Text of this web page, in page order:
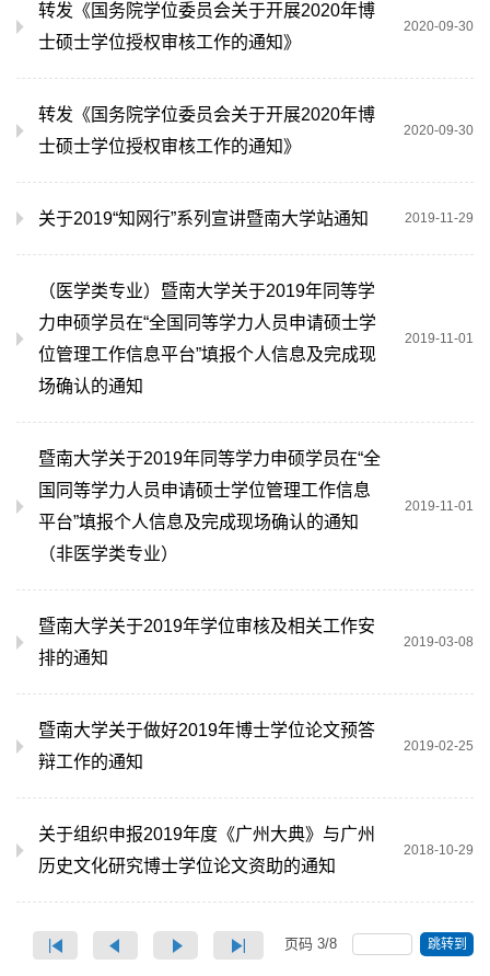
转发《国务院学位委员会关于开展2020年博
士硕士学位授权审核工作的通知》
2020-09-30
转发《国务院学位委员会关于开展2020年博
士硕士学位授权审核工作的通知》
2020-09-30
关于2019“知网行”系列宣讲暨南大学站通知 2019-11-29
（医学类专业）暨南大学关于2019年同等学
力申硕学员在“全国同等学力人员申请硕士学
位管理工作信息平台”填报个人信息及完成现
场确认的通知
2019-11-01
暨南大学关于2019年同等学力申硕学员在“全
国同等学力人员申请硕士学位管理工作信息
平台”填报个人信息及完成现场确认的通知
（非医学类专业）
2019-11-01
暨南大学关于2019年学位审核及相关工作安
排的通知
2019-03-08
暨南大学关于做好2019年博士学位论文预答
辩工作的通知
2019-02-25
关于组织申报2019年度《广州大典》与广州
历史文化研究博士学位论文资助的通知
2018-10-29
页码 3/8 跳转到